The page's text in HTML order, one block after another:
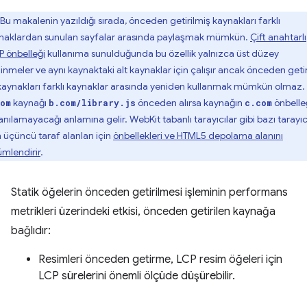
Bu makalenin yazıldığı sırada, önceden getirilmiş kaynakları farklı
sunulan sayfalar arasında paylaşmak mümkün. Çift anahtarlı
önbelleği kullanıma sunulduğunda bu özellik yalnızca üst düzey
ve aynı kaynaktaki alt kaynaklar için çalışır ancak önceden
farklı kaynaklar arasında yeniden kullanmak mümkün olmaz.
kaynağı b.com/library.js önceden alırsa kaynağın c.com
anlamına gelir. WebKit tabanlı tarayıcılar gibi bazı
üçüncü taraf alanları için önbellekleri ve HTML5 depolama alanını
.
Statik öğelerin önceden getirilmesi işleminin performans
metrikleri üzerindeki etkisi, önceden getirilen kaynağa
bağlıdır:
Resimleri önceden getirme, LCP resim öğeleri için
LCP sürelerini önemli ölçüde düşürebilir.